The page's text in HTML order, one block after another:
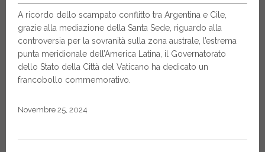
A ricordo dello scampato conflitto tra Argentina e Cile,
grazie alla mediazione della Santa Sede, riguardo alla
controversia per la sovranità sulla zona australe, l’estrema
punta meridionale dell’America Latina, il Governatorato
dello Stato della Città del Vaticano ha dedicato un
francobollo commemorativo.
Novembre 25, 2024